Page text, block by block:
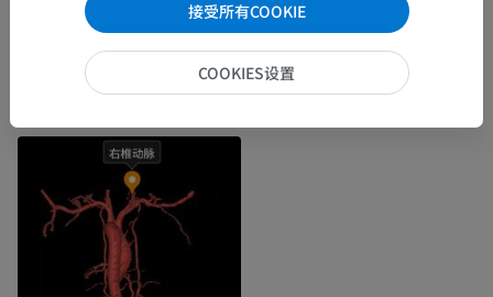
接受所有COOKIE
COOKIES设置